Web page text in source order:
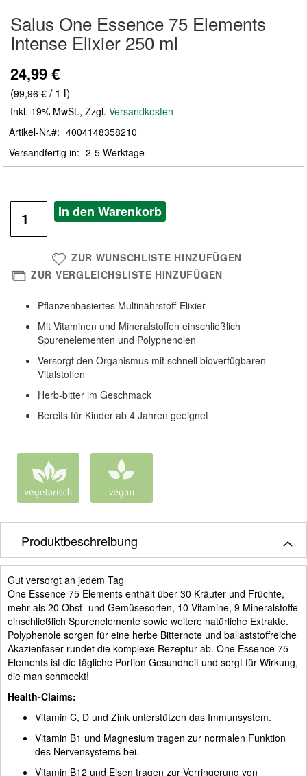
Anfang
der
Bildergalerie
Salus One Essence 75 Elements
Intense Elixier 250 ml
24,99 €
(99,96 € / 1 l)
Inkl. 19% MwSt., Zzgl. Versandkosten
Artikel-Nr.
4004148358210
Versandfertig in
2-5 Werktage
In den Warenkorb
ZUR WUNSCHLISTE HINZUFÜGEN
ZUR VERGLEICHSLISTE HINZUFÜGEN
Pflanzenbasiertes Multinährstoff-Elixier
Mit Vitaminen und Mineralstoffen einschließlich
Spurenelementen und Polyphenolen
Versorgt den Organismus mit schnell bioverfügbaren
Vitalstoffen
Herb-bitter im Geschmack
Bereits für Kinder ab 4 Jahren geeignet
Produktbeschreibung
Gut versorgt an jedem Tag
One Essence 75 Elements enthält über 30 Kräuter und Früchte,
mehr als 20 Obst- und Gemüsesorten, 10 Vitamine, 9 Mineralstoffe
einschließlich Spurenelemente sowie weitere natürliche Extrakte.
Polyphenole sorgen für eine herbe Bitternote und ballaststoffreiche
Akazienfaser rundet die komplexe Rezeptur ab. One Essence 75
Elements ist die tägliche Portion Gesundheit und sorgt für Wirkung,
die man schmeckt!
Health-Claims:
Vitamin C, D und Zink unterstützen das Immunsystem.
Vitamin B1 und Magnesium tragen zur normalen Funktion
des Nervensystems bei.
Vitamin B12 und Eisen tragen zur Verringerung von